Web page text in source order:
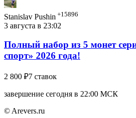
Stanislav Pushin +15896
3 августа в 23:02
Полный набор из 5 монет
спорт» 2026 года!
2 800 ₽7 ставок
завершение сегодня в 22:00 МСК
© Arevers.ru